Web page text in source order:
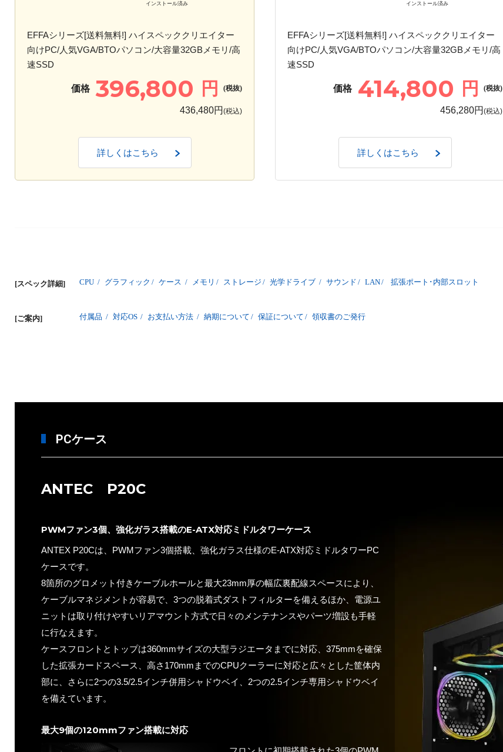
インストール済み
EFFAシリーズ[送料無料!] ハイスペッククリエイター
向けPC/人気VGA/BTOパソコン/大容量32GBメモリ/高
速SSD
価格 396,800 円 (税抜)
436,480円 (税込)
詳しくはこちら
インストール済み
EFFAシリーズ[送料無料!] ハイスペッククリエイター
向けPC/人気VGA/BTOパソコン/大容量32GBメモリ/高
速SSD
価格 414,800 円 (税抜)
456,280円 (税込)
詳しくはこちら
[スペック詳細] CPU / グラフィック / ケース / メモリ / ストレージ / 光学ドライブ / サウンド / LAN/ 拡張ポート･内部スロット
[ご案内] 付属品 / 対応OS / お支払い方法 / 納期について / 保証について / 領収書のご発行
PCケース
ANTEC P20C
PWMファン3個、強化ガラス搭載のE-ATX対応ミドルタワーケース
ANTEX P20Cは、PWMファン3個搭載、強化ガラス仕様のE-ATX対応ミドルタワーPC
ケースです。
8箇所のグロメット付きケーブルホールと最大23mm厚の幅広裏配線スペースにより、
ケーブルマネジメントが容易で、3つの脱着式ダストフィルターを備えるほか、電源ユ
ニットは取り付けやすいリアマウント方式で日々のメンテナンスやパーツ増設も手軽
に行なえます。
ケースフロントとトップは360mmサイズの大型ラジエータまでに対応、375mmを確保
した拡張カードスペース、高さ170mmまでのCPUクーラーに対応と広々とした筐体内
部に、さらに2つの3.5/2.5インチ併用シャドウベイ、2つの2.5インチ専用シャドウベイ
を備えています。
最大9個の120mmファン搭載に対応